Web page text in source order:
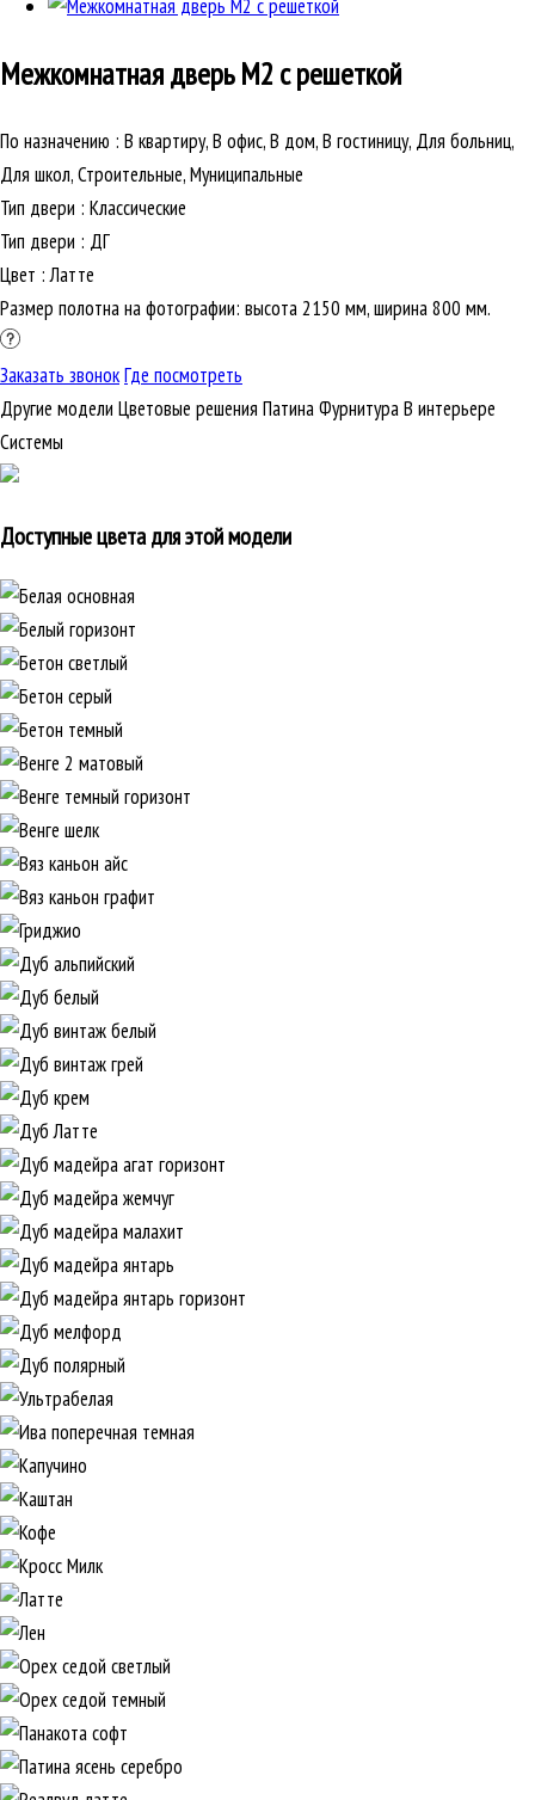
Межкомнатная дверь М2 с решеткой
По назначению : В квартиру, В офис, В дом, В гостиницу, Для больниц,
Для школ, Строительные, Муниципальные
Тип двери : Классические
Тип двери : ДГ
Цвет :Латте
Размер полотна на фотографии: высота 2150 мм, ширина 800 мм.
Заказать звонокГде посмотреть
Другие модели Цветовые решения ПатинаФурнитураВ интерьере
Cистемы
Доступные цвета для этой модели